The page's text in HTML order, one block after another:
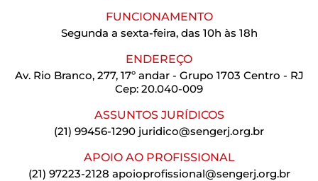
FUNCIONAMENTO
Segunda a sexta-feira, das 10h às 18h
ENDEREÇO
Av. Rio Branco, 277, 17º andar - Grupo 1703 Centro - RJ
Cep: 20.040-009
ASSUNTOS JURÍDICOS
(21) 99456-1290 juridico@sengerj.org.br
APOIO AO PROFISSIONAL
(21) 97223-2128 apoioprofissional@sengerj.org.br